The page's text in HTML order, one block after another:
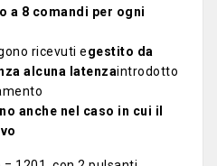
a 8 comandi per ogni
ricevuti egestito da
alcuna latenzaintrodotto
anche nel caso in cui il